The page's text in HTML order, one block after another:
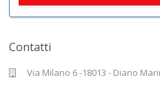
Contatti
Via Milano 6 -18013 - Diano